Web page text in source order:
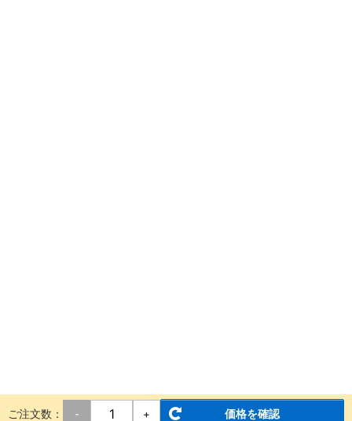
ご注文数： - +
価格を確認